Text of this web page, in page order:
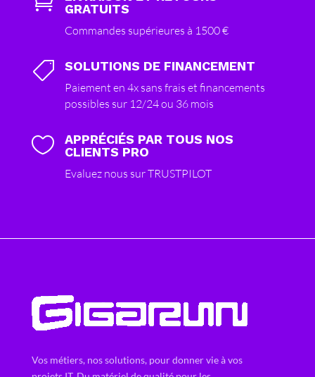
GRATUITS
Commandes supérieures à 1500 €
 SOLUTIONS DE FINANCEMENT
Paiement en 4x sans frais et financements
possibles sur 12/24 ou 36 mois

APPRÉCIÉS PAR TOUS NOS
CLIENTS PRO
Evaluez nous sur TRUSTPILOT
Vos métiers, nos solutions, pour donner vie à vos